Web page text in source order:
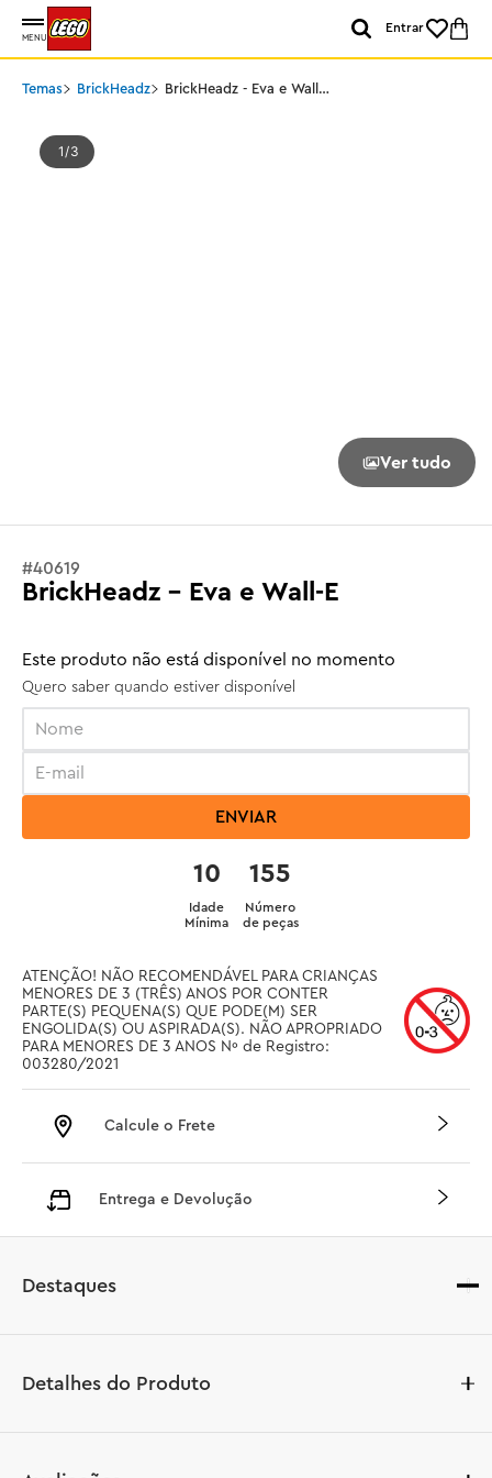
MENU
Entrar
Temas BrickHeadz
BrickHeadz - Eva e Wall-
1 3
Ver tudo
#40619
BrickHeadz - Eva e Wall-E
Este produto não está disponível no momento
Quero saber quando estiver disponível
ENVIAR
155
Número
de peças
10
Idade
Mínima
ATENÇÃO! NÃO RECOMENDÁVEL PARA CRIANÇAS
MENORES DE 3 (TRÊS) ANOS POR CONTER
PARTE(S) PEQUENA(S) QUE PODE(M) SER
ENGOLIDA(S) OU ASPIRADA(S). NÃO APROPRIADO
PARA MENORES DE 3 ANOS Nº de Registro:
003280/2021
Calcule o Frete
Entrega e Devolução
Destaques
Detalhes do Produto